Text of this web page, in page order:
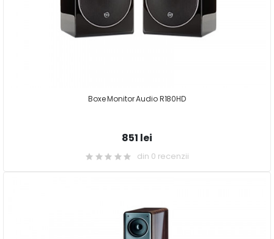
Boxe Monitor Audio R180HD
851 lei
din 0 recenzii